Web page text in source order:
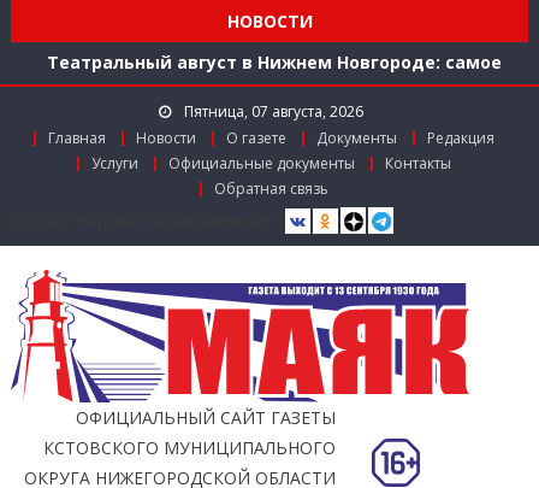
НОВОСТИ
ул. Рождественской: итоги совместной работы
Театральный август в Нижнем Новгороде: самое
время зарядиться искусством!
Доступ к лекарствам по федеральной льготе
Поддержка в региональном грантовом конкурсе
«Драйверы роста»
Заслуженный работник агропромышленного
комплекса
Мониторинг доступности городской среды на
ул. Рождественской: итоги совместной работы
Пятница, 07 августа, 2026
Главная
Новости О газете Документы
Редакция
Услуги
Официальные документы
Контакты
Обратная связь
ОФИЦИАЛЬНЫЙ САЙТ ГАЗЕТЫ
КСТОВСКОГО МУНИЦИПАЛЬНОГО
ОКРУГА НИЖЕГОРОДСКОЙ ОБЛАСТИ